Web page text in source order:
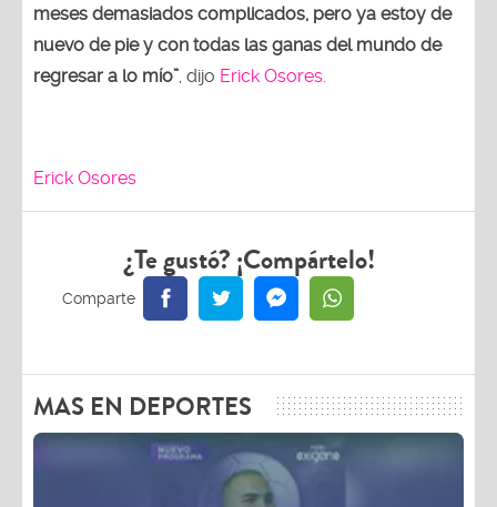
meses demasiados complicados, pero ya estoy de
nuevo de pie y con todas las ganas del mundo de
regresar a lo mío”, dijo Erick Osores.
Erick Osores
¿Te gustó? ¡Compártelo!
MAS EN DEPORTES